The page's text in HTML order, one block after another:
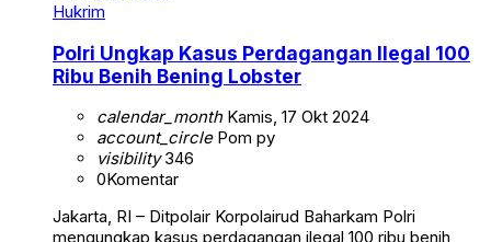
Hukrim
Polri Ungkap Kasus Perdagangan Ilegal 100
Ribu Benih Bening Lobster
calendar_monthKamis, 17 Okt 2024
account_circlePom py
visibility346
0Komentar
Jakarta, RI – Ditpolair Korpolairud Baharkam Polri
mengungkap kasus perdagangan ilegal 100 ribu benih